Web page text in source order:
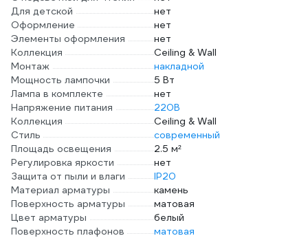
Для детской
нет
Оформление
нет
Элементы оформления
нет
Коллекция
Ceiling & Wall
Монтаж
накладной
Мощность лампочки
5 Вт
Лампа в комплекте
нет
Напряжение питания
220В
Коллекция
Ceiling & Wall
Стиль
современный
Площадь освещения
2.5 м²
Регулировка яркости
нет
Защита от пыли и влаги
IP20
Материал арматуры
камень
Поверхность арматуры
матовая
Цвет арматуры
белый
Поверхность плафонов
матовая